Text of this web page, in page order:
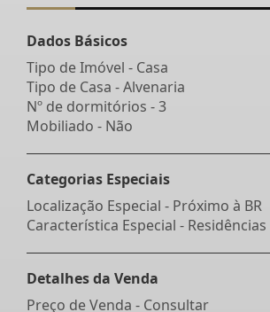
Dados Básicos
Tipo de Imóvel - Casa
Tipo de Casa - Alvenaria
Nº de dormitórios - 3
Mobiliado - Não
Categorias Especiais
Localização Especial - Próximo à BR
Característica Especial - Residências
Detalhes da Venda
Preço de Venda - Consultar